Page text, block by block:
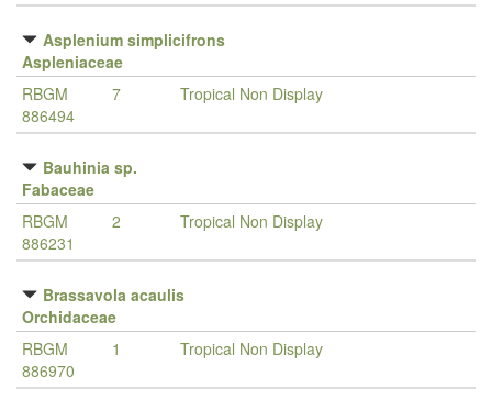
Asplenium simplicifrons
Aspleniaceae
RBGM
886494
7 Tropical Non Display
Bauhinia sp.
Fabaceae
RBGM
886231
2 Tropical Non Display
Brassavola acaulis
Orchidaceae
RBGM
886970
1 Tropical Non Display